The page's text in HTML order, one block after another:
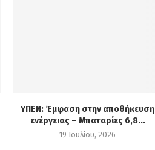
ΥΠΕΝ: Έμφαση στην αποθήκευση
ενέργειας – Μπαταρίες 6,8...
19 Ιουλίου, 2026